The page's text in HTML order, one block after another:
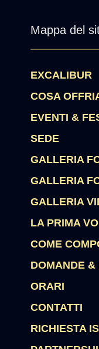
Mappa del
EXCALIBUR
COSA
EVENTI &
SEDE
GALLERIA
GALLERIA
GALLERIA
LA PRIMA
COME
DOMANDE &
ORARI
CONTATTI
RICHIESTA